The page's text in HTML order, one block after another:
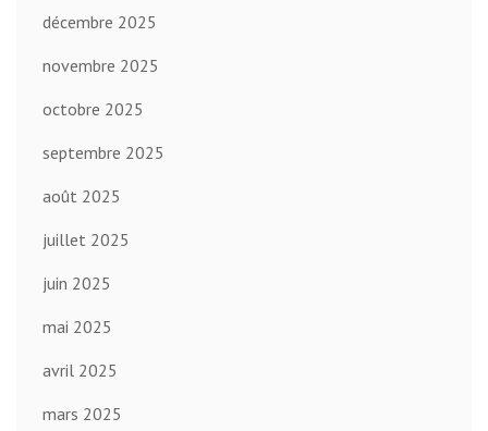
décembre 2025
novembre 2025
octobre 2025
septembre 2025
août 2025
juillet 2025
juin 2025
mai 2025
avril 2025
mars 2025